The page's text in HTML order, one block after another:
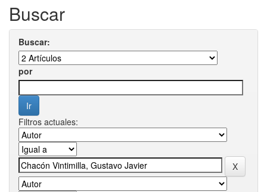
Buscar
Buscar:
por
Filtros actuales: